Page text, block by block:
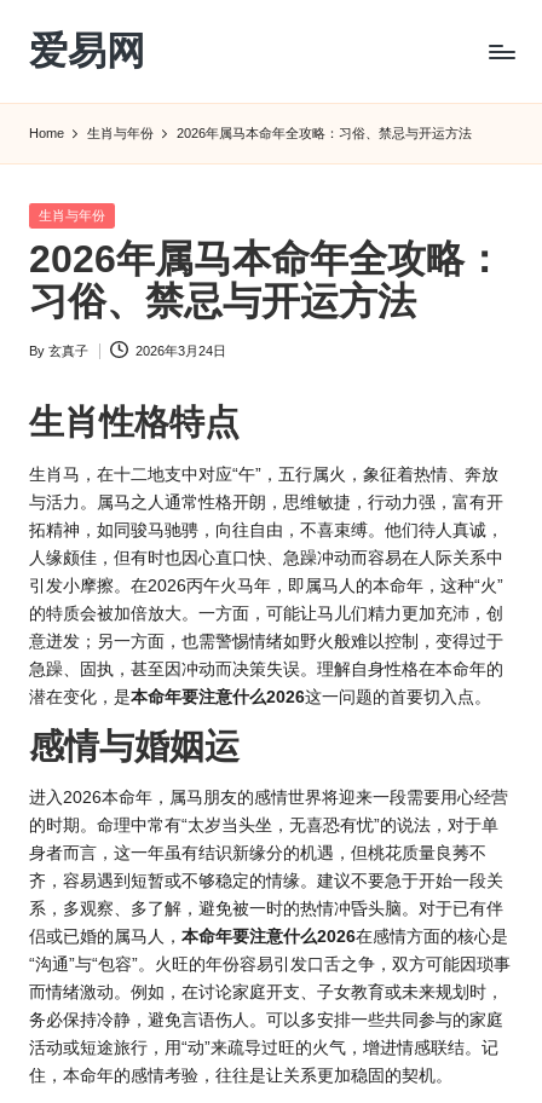
Skip
content
爱易网
转
农
历
阴
历
Home 生肖与年份 2026年属马本命年全攻略：习俗、禁忌与开运方法
Posted
生肖与年份
2026年属马本命年全攻略：
习俗、禁忌与开运方法
Posted
By 玄真子 2026年3月24日
生肖性格特点
生肖马，在十二地支中对应“午”，五行属火，象征着热情、奔放
与活力。属马之人通常性格开朗，思维敏捷，行动力强，富有开
拓精神，如同骏马驰骋，向往自由，不喜束缚。他们待人真诚，
人缘颇佳，但有时也因心直口快、急躁冲动而容易在人际关系中
引发小摩擦。在2026丙午火马年，即属马人的本命年，这种“火”
的特质会被加倍放大。一方面，可能让马儿们精力更加充沛，创
意迸发；另一方面，也需警惕情绪如野火般难以控制，变得过于
急躁、固执，甚至因冲动而决策失误。理解自身性格在本命年的
潜在变化，是本命年要注意什么2026这一问题的首要切入点。
感情与婚姻运
进入2026本命年，属马朋友的感情世界将迎来一段需要用心经营
的时期。命理中常有“太岁当头坐，无喜恐有忧”的说法，对于单
身者而言，这一年虽有结识新缘分的机遇，但桃花质量良莠不
齐，容易遇到短暂或不够稳定的情缘。建议不要急于开始一段关
系，多观察、多了解，避免被一时的热情冲昏头脑。对于已有伴
侣或已婚的属马人， 本命年要注意什么2026在感情方面的核心是
“沟通”与“包容”。火旺的年份容易引发口舌之争，双方可能因琐事
而情绪激动。例如，在讨论家庭开支、子女教育或未来规划时，
务必保持冷静，避免言语伤人。可以多安排一些共同参与的家庭
活动或短途旅行，用“动”来疏导过旺的火气，增进情感联结。记
住，本命年的感情考验，往往是让关系更加稳固的契机。